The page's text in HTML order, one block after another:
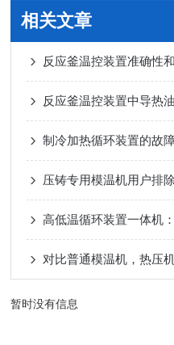
相关文章
反应釜温控装置准确性
反应釜温控装置中导热
制冷加热循环装置的故
压铸专用模温机用户排
高低温循环装置一体机
对比普通模温机，热压
暂时没有信息